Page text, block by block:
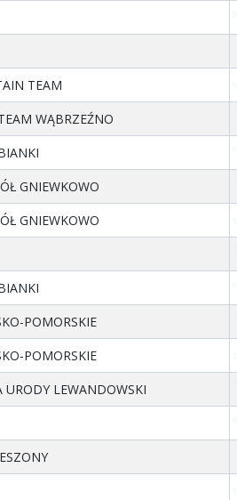
TEAM
WĄBRZEŹNO
GNIEWKOWO
GNIEWKOWO
POMORSKIE
POMORSKIE
URODY LEWANDOWSKI